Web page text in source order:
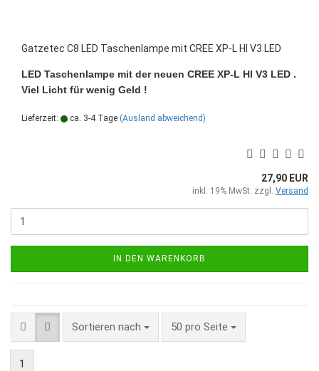
Gatzetec C8 LED Taschenlampe mit CREE XP-L HI V3 LED
LED Taschenlampe mit der neuen CREE XP-L HI V3 LED .
Viel Licht für wenig Geld !
Lieferzeit: ca. 3-4 Tage (Ausland abweichend)
27,90 EUR
inkl. 19% MwSt. zzgl. Versand
IN DEN WARENKORB
Sortieren nach
Sortieren nach 50 pro Seite
pro Seite
1